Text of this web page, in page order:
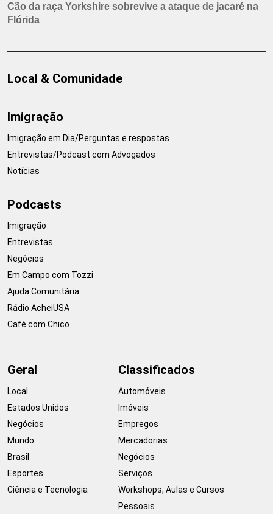
Cão da raça Yorkshire sobrevive a ataque de jacaré na
Flórida
Local & Comunidade
Imigração
Imigração em Dia/Perguntas e respostas
Entrevistas/Podcast com Advogados
Notícias
Podcasts
Imigração
Entrevistas
Negócios
Em Campo com Tozzi
Ajuda Comunitária
Rádio AcheiUSA
Café com Chico
Geral
Local
Estados Unidos
Negócios
Mundo
Brasil
Esportes
Ciência e Tecnologia
Classificados
Automóveis
Imóveis
Empregos
Mercadorias
Negócios
Serviços
Workshops, Aulas e Cursos
Pessoais